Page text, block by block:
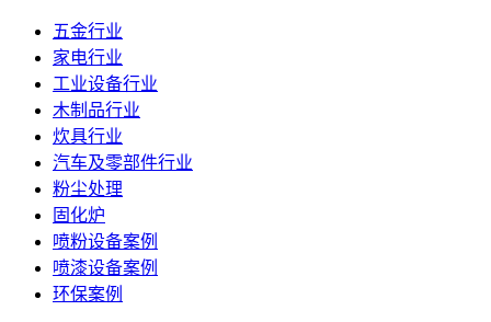
五金行业
家电行业
工业设备行业
木制品行业
炊具行业
汽车及零部件行业
粉尘处理
固化炉
喷粉设备案例
喷漆设备案例
环保案例